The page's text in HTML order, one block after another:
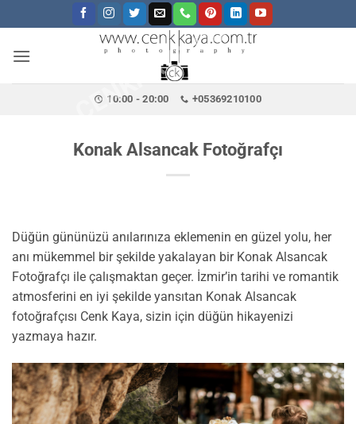
atla
CENKKAYA.COM.TR
10:00 - 20:00 +05369210100
Konak Alsancak Fotoğrafçı
Düğün gününüzü anılarınıza eklemenin en güzel yolu, her
anı mükemmel bir şekilde yakalayan bir Konak Alsancak
Fotoğrafçı ile çalışmaktan geçer. İzmir’in tarihi ve romantik
atmosferini en iyi şekilde yansıtan Konak Alsancak
fotoğrafçısı Cenk Kaya, sizin için düğün hikayenizi
yazmaya hazır.